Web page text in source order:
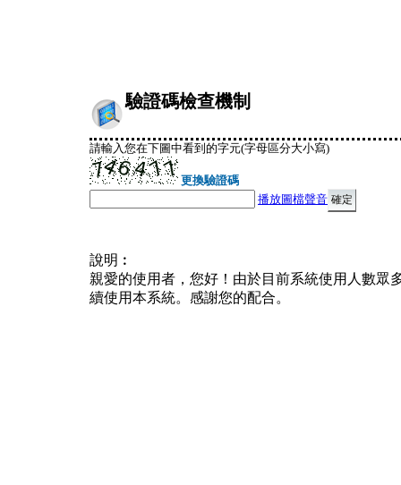
驗證碼檢查機制
請輸入您在下圖中看到的字元(字母區分大小寫)
更換驗證碼
播放圖檔聲音
說明︰
親愛的使用者，您好！由於目前系統使用人數眾
續使用本系統。感謝您的配合。